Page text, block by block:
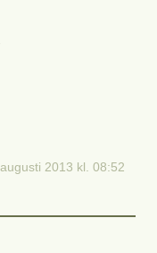
2013 kl. 08:52